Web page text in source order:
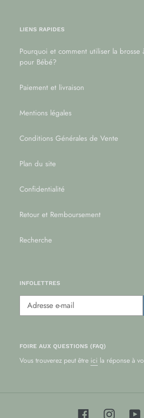
LIENS RAPIDES
Pourquoi et comment utiliser la brosse
pour Bébé?
Paiement et livraison
Mentions légales
Conditions Générales de Vente
Plan du site
Confidentialité
Retour et Remboursement
Recherche
INFOLETTRES
FOIRE AUX QUESTIONS (FAQ)
Vous trouverez peut être ici la réponse à
FacebookInstagram